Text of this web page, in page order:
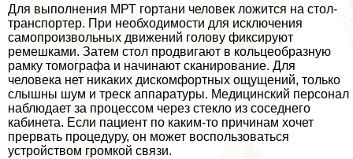
Для выполнения МРТ гортани человек ложится на стол-
трaнcпортер. При необходимости для исключения
самопроизвольных движений голову фиксируют
ремешками. Затем стол продвигают в кольцеобразную
рамку томографа и начинают сканирование. Для
человека нет никаких дискомфортных ощущений, только
слышны шум и треск аппаратуры. Медицинский персонал
наблюдает за процессом через стекло из соседнего
кабинета. Если пациент по каким-то причинам хочет
прервать процедуру, он может воспользоваться
устройством громкой связи.